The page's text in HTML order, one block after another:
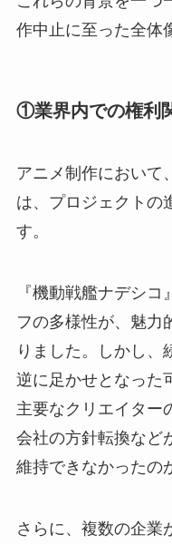
作中止に至った全体
①業界内での権利
アニメ制作において
は、プロジェクトの
す。
『機動戦艦ナデシ
フの多様性が、魅力
りました。しかし、
逆に足かせとなった
主要なクリエイター
会社の方針転換など
維持できなかったの
さらに、複数の企業